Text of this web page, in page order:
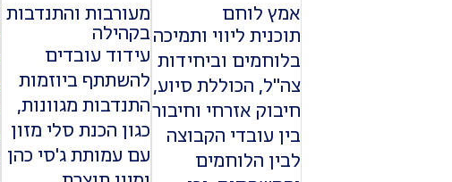
אמץ לוחם
תוכנית ליווי ותמיכה
בלוחמים וביחידות
צה"ל, הכוללת סיוע,
חיבוק אזרחי וחיבור
בין עובדי הקבוצה
לבין הלוחמים
מעורבות והתנדבות
בקהילה
עידוד עובדים
להשתתף ביוזמות
התנדבות מגוונות,
כגון הכנת סלי מזון
עם עמותת ג'סי כהן